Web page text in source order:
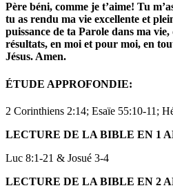
Père béni, comme je t’aime! Tu
tu as rendu ma vie excellente et
puissance de ta Parole dans ma
résultats, en moi et pour moi, en
Jésus. Amen.
ÉTUDE APPROFONDIE:
2 Corinthiens 2:14; Esaïe 55:10-11;
LECTURE DE LA BIBLE EN 1
Luc 8:1-21 & Josué 3-4
LECTURE DE LA BIBLE EN 2